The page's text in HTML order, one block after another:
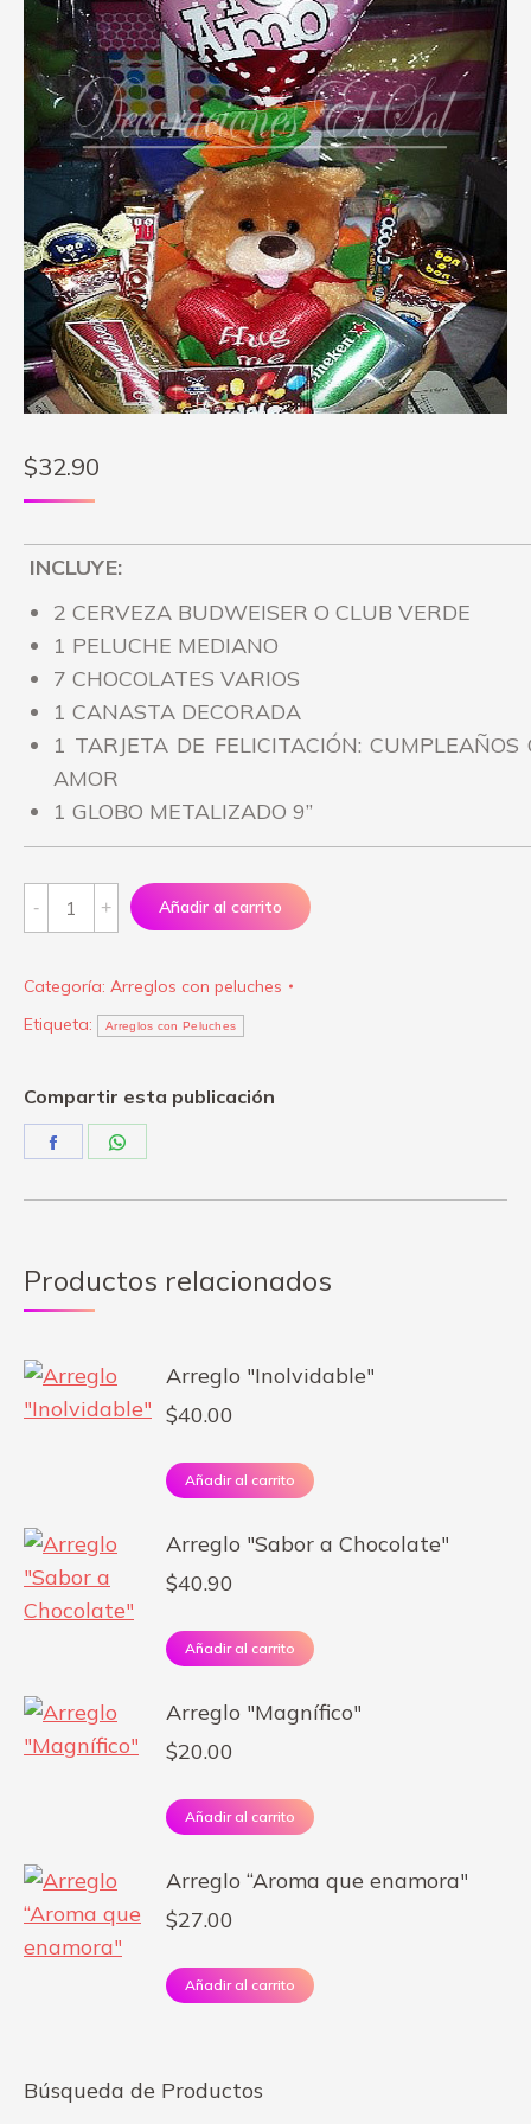
$32.90
INCLUYE:
2 CERVEZA BUDWEISER O CLUB VERDE
1 PELUCHE MEDIANO
7 CHOCOLATES VARIOS
1 CANASTA DECORADA
1 TARJETA DE FELICITACIÓN: CUMPLEAÑOS
AMOR
1 GLOBO METALIZADO 9”
Arreglo
"Celebremos
nuestro
Premium"
Añadir al carrito
Categoría: Arreglos con peluches
Etiqueta:
Arreglos con Peluches
Compartir esta publicación
Share
Productos relacionados
Arreglo "Inolvidable"
$40.00
Añadir al carrito
Arreglo "Sabor a Chocolate"
$40.90
Añadir al carrito
Arreglo "Magnífico"
$20.00
Añadir al carrito
Arreglo “Aroma que enamora"
$27.00
Añadir al carrito
Búsqueda de Productos